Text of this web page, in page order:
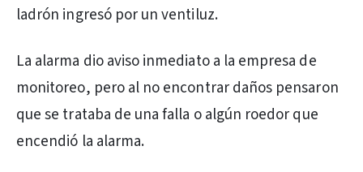
ladrón ingresó por un ventiluz.
La alarma dio aviso inmediato a la empresa de
monitoreo, pero al no encontrar daños pensaron
que se trataba de una falla o algún roedor que
encendió la alarma.